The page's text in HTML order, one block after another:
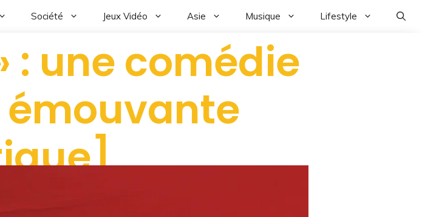
Société Jeux Vidéo Asie Musique Lifestyle
: une comédie